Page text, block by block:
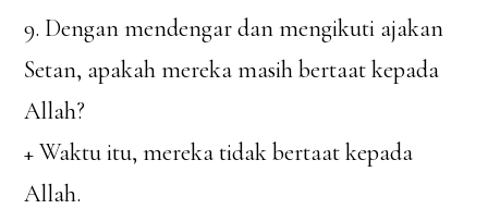
9. Dengan mendengar dan mengikuti ajakan
Setan, apakah mereka masih bertaat kepada
Allah?
+ Waktu itu, mereka tidak bertaat kepada
Allah.